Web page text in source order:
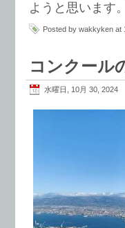
ようと思います。
Posted by wakkyken at
コンクール
水曜日, 10月 30, 2024